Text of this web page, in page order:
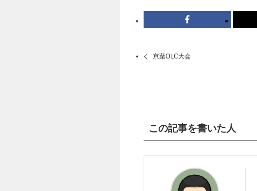
京葉OLC大会
この記事を書いた人